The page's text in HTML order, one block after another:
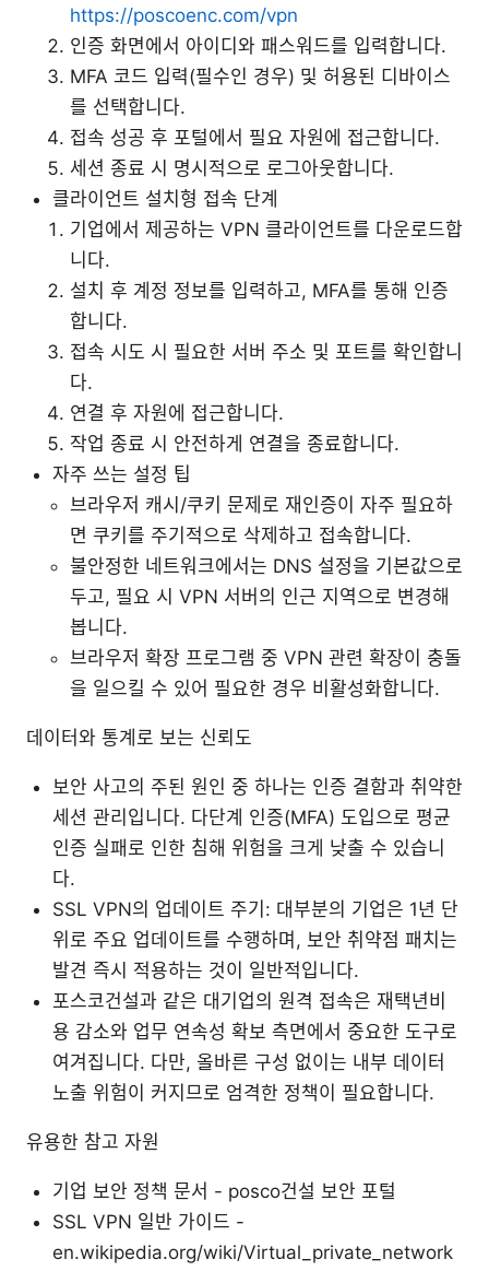
https://poscoenc.com/vpn
인증 화면에서 아이디와 패스워드를 입력합니다.
MFA 코드 입력(필수인 경우) 및 허용된 디바이스
를 선택합니다.
접속 성공 후 포털에서 필요 자원에 접근합니다.
세션 종료 시 명시적으로 로그아웃합니다.
클라이언트 설치형 접속 단계
기업에서 제공하는 VPN 클라이언트를 다운로드합
니다.
설치 후 계정 정보를 입력하고, MFA를 통해 인증
합니다.
접속 시도 시 필요한 서버 주소 및 포트를 확인합니
다.
연결 후 자원에 접근합니다.
작업 종료 시 안전하게 연결을 종료합니다.
자주 쓰는 설정 팁
브라우저 캐시/쿠키 문제로 재인증이 자주 필요하
면 쿠키를 주기적으로 삭제하고 접속합니다.
불안정한 네트워크에서는 DNS 설정을 기본값으로
두고, 필요 시 VPN 서버의 인근 지역으로 변경해
봅니다.
브라우저 확장 프로그램 중 VPN 관련 확장이 충돌
을 일으킬 수 있어 필요한 경우 비활성화합니다.
데이터와 통계로 보는 신뢰도
보안 사고의 주된 원인 중 하나는 인증 결함과 취약한
세션 관리입니다. 다단계 인증(MFA) 도입으로 평균
인증 실패로 인한 침해 위험을 크게 낮출 수 있습니
다.
SSL VPN의 업데이트 주기: 대부분의 기업은 1년 단
위로 주요 업데이트를 수행하며, 보안 취약점 패치는
발견 즉시 적용하는 것이 일반적입니다.
포스코건설과 같은 대기업의 원격 접속은 재택년비
용 감소와 업무 연속성 확보 측면에서 중요한 도구로
여겨집니다. 다만, 올바른 구성 없이는 내부 데이터
노출 위험이 커지므로 엄격한 정책이 필요합니다.
유용한 참고 자원
기업 보안 정책 문서 - posco건설 보안 포털
SSL VPN 일반 가이드 -
en.wikipedia.org/wiki/Virtual_private_network